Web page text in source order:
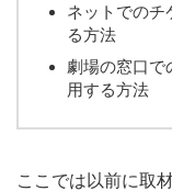
ネットでのチ
る方法
劇場の窓口で
用する方法
ここでは以前に取